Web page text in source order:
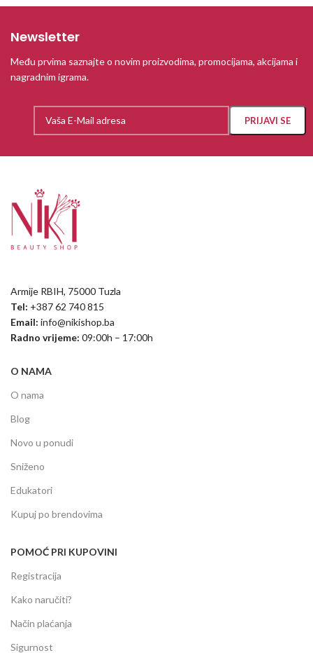
Newsletter
Među prvima saznajte o novim proizvodima, promocijama, akcijama i
nagradnim igrama.
Armije RBIH, 75000 Tuzla
Tel: +387 62 740 815
Email: info@nikishop.ba
Radno vrijeme: 09:00h – 17:00h
O NAMA
O nama
Blog
Novo u ponudi
Sniženo
Edukatori
Kupuj po brendovima
POMOĆ PRI KUPOVINI
Registracija
Kako naručiti?
Način plaćanja
Sigurnost